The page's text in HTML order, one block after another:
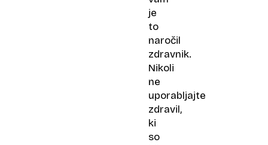
je
to
naročil
zdravnik.
Nikoli
ne
uporabljajte
zdravil,
ki
so